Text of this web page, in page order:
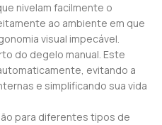
nivelam facilmente o
ao ambiente em que
visual impecável.
do degelo manual. Este
evitando a
e simplificando sua vida
para diferentes tipos de